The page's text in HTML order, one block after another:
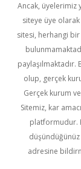
Ancak, üyelerimiz
siteye üye
sitesi, herhangi bir
olup, gerçek
Gerçek kurum
Sitemiz, kar
platformudur.
adresine